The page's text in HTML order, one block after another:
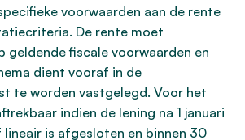
voorwaarden aan de rente
De rente moet
geldende fiscale voorwaarden en
dient vooraf in de
te worden vastgelegd. Voor het
indien de lening na 1 januari
lineair is afgesloten en binnen 30